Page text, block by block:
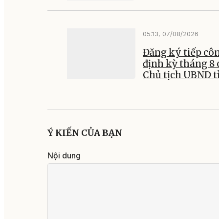
05:13, 07/08/2026
Đăng ký tiếp
định kỳ tháng 8
Chủ tịch UBND
Ý KIẾN CỦA BẠN
Nội dung